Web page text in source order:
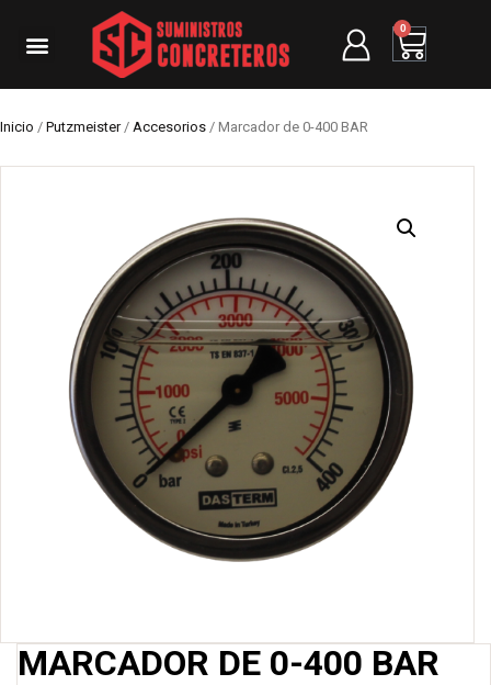
0
Inicio / Putzmeister/ Accesorios / Marcador de 0-400 BAR
MARCADOR DE 0-400 BAR